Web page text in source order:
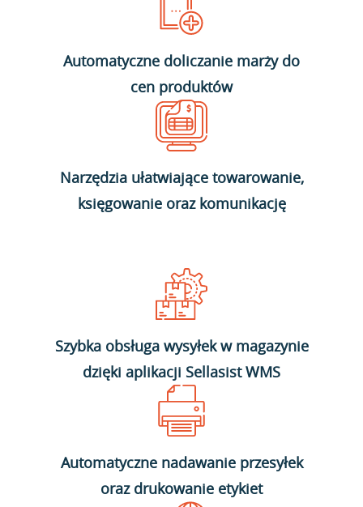
Automatyczne doliczanie marży do
cen produktów
Narzędzia ułatwiające towarowanie,
księgowanie oraz komunikację
Szybka obsługa wysyłek w magazynie
dzięki aplikacji Sellasist WMS
Automatyczne nadawanie przesyłek
oraz drukowanie etykiet